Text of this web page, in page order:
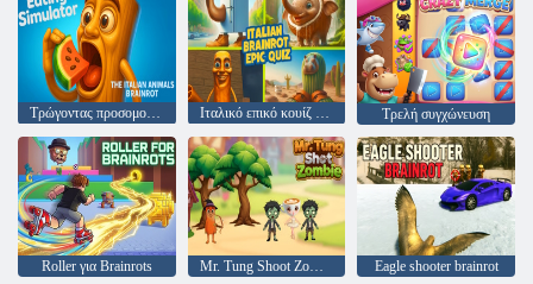
Τρώγοντας προσομοιωτή τα ιταλικά ζώα Ιταλικό επικό κουίζ Brainrot Τρελή συγχώνευση
Roller για Brainrots Mr. Tung Shoot Zombie Eagle shooter brainrot